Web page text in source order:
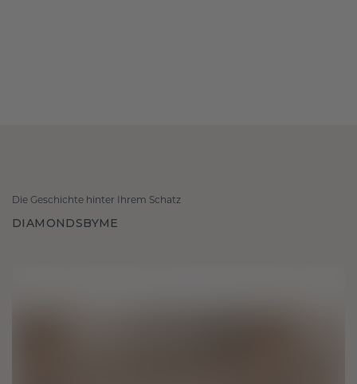
Die Geschichte hinter Ihrem Schatz
DIAMONDSBYME